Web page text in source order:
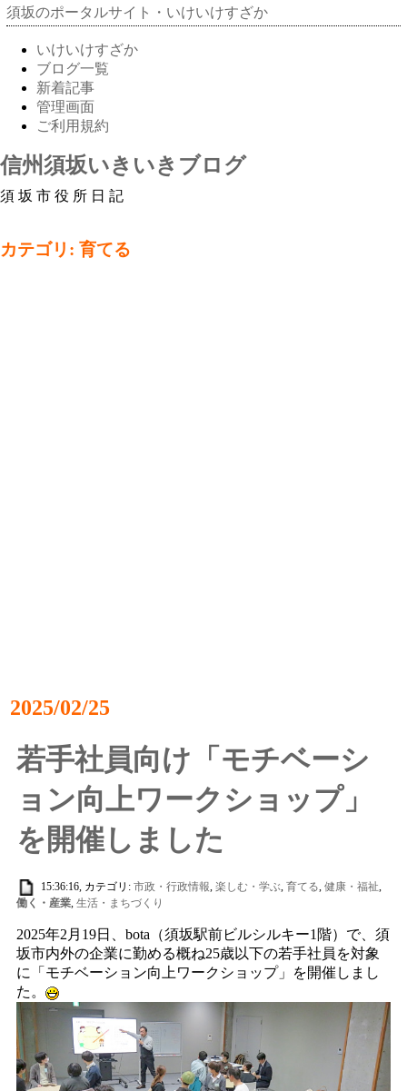
須坂のポータルサイト・いけいけすざか
いけいけすざか
ブログ一覧
新着記事
管理画面
ご利用規約
信州須坂いきいきブログ
須坂市役所日記
カテゴリ: 育てる
2025/02/25
若手社員向け「モチベーシ
ョン向上ワークショップ」
を開催しました
15:36:16, カテゴリ:市政・行政情報,楽しむ・学ぶ,育てる,健康・福祉,
働く・産業,生活・まちづくり
2025年2月19日、bota（須坂駅前ビルシルキー1階）で、須
坂市内外の企業に勤める概ね25歳以下の若手社員を対象
に「モチベーション向上ワークショップ」を開催しまし
た。